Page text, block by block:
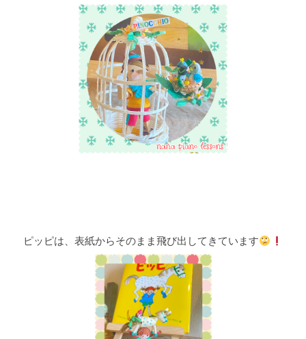
ピッピは、表紙からそのまま飛び出してきています